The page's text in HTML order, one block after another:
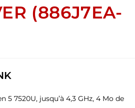
(886J7EA-
5 7520U, jusqu’à 4,3 GHz, 4 Mo de